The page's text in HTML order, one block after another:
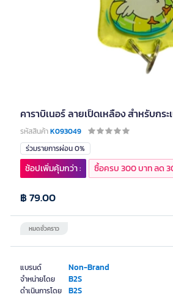
คาราบิเนอร์ ลายเป็ดเหลือง สำหรับก
รหัสสินค้าK093049
แบรนด์ Non-Brand
จำหน่ายโดย B2S
ดำเนินการโดย B2S
ร่วมรายการผ่อน 0%
หมดชั่วคราว
฿ 79.00
ช้อปเพิ่มคุ้มกว่า : ซื้อครบ 300 บาท ลด